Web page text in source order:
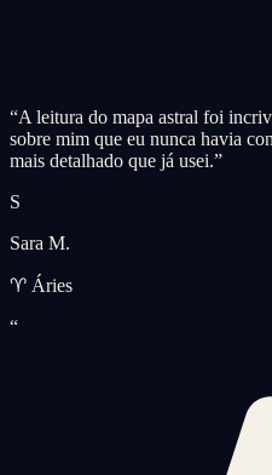
“A leitura do mapa astral foi
sobre mim que eu nunca havia
mais detalhado que já usei.”
S
Sara M.
♈ Áries
“